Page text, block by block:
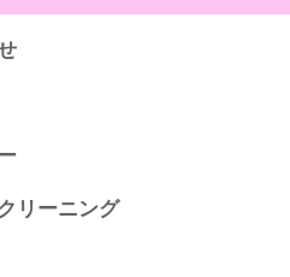
リーニング